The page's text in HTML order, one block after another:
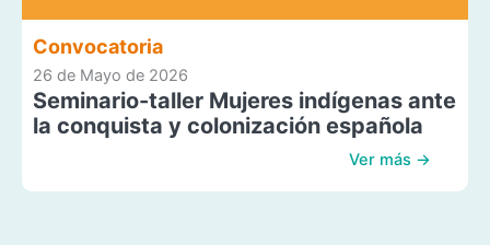
Convocatoria
26 de Mayo de 2026
Seminario-taller Mujeres indígenas ante
la conquista y colonización española
Ver más →